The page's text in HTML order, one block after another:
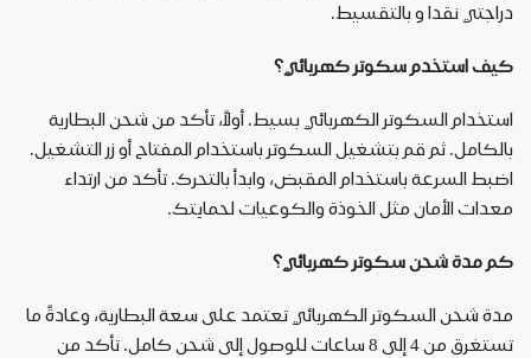
دراجتي نقدا و بالتقسيط.
كيف استخدم سكوتر كهربائي؟
استخدام السكوتر الكهربائي بسيط. أولاً، تأكد من شحن البطارية
بالكامل. ثم قم بتشغيل السكوتر باستخدام المفتاح أو زر التشغيل.
اضبط السرعة باستخدام المقبض، وابدأ بالتحرك. تأكد من ارتداء
معدات الأمان مثل الخوذة والكوعيات لحمايتك.
كم مدة شحن سكوتر كهربائي؟
مدة شحن السكوتر الكهربائي تعتمد على سعة البطارية، وعادةً ما
تستغرق من 4 إلى 8 ساعات للوصول إلى شحن كامل. تأكد من